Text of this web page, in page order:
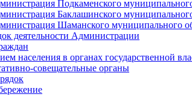
Подкаменского
Баклашинского
Шаманского муниципального
деятельности Администрации
населения в органах государственной
совещательные органы